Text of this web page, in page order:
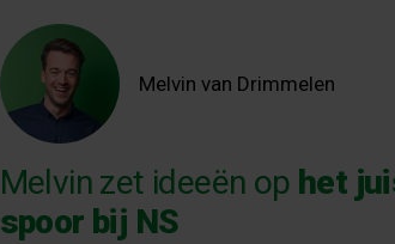
Melvin van Drimmelen
Melvin zet ideeën op het
spoor bij NS